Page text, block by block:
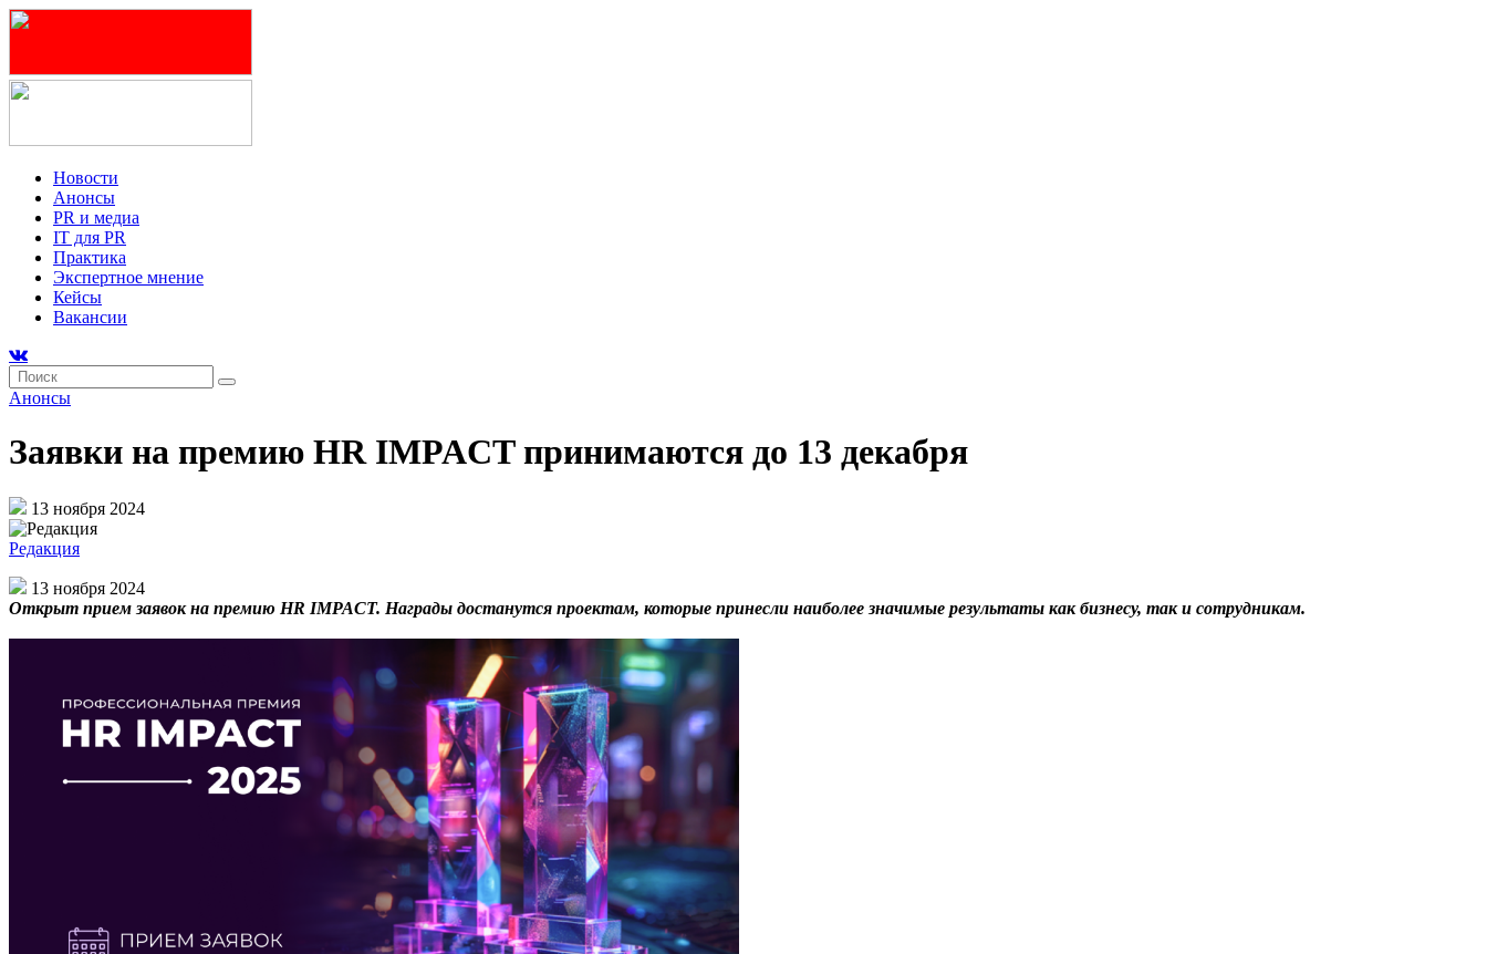
Новости
Анонсы
PR и медиа
IT для PR
Практика
Экспертное мнение
Кейсы
Вакансии
Анонсы
Заявки на премию HR IMPACT принимаются до 13 декабря
13 ноября 2024
Редакция
13 ноября 2024
Открыт прием заявок на премию HR IMPACT. Награды достанутся проектам, которые принесли наиболее значимые результаты какбизнесу, так и сотрудникам.